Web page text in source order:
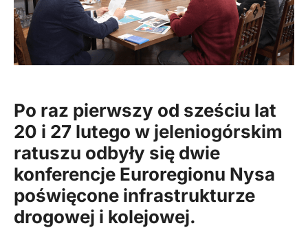
Po raz pierwszy od sześciu lat
20 i 27 lutego w jeleniogórskim
ratuszu odbyły się dwie
konferencje Euroregionu Nysa
poświęcone infrastrukturze
drogowej i kolejowej.